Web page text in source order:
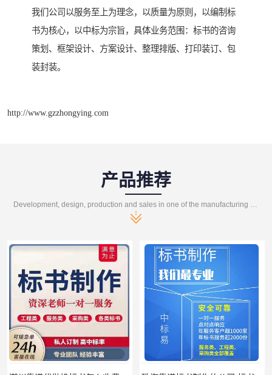
我们公司以服务至上为理念，以质量为原则，以编制标
书为核心，以中标为宗旨，具体业务范围：标书的咨询
策划、框架设计、方案设计、整理排版、打印装订、包
装封装。
http://www.gzzhongying.com
产品推荐